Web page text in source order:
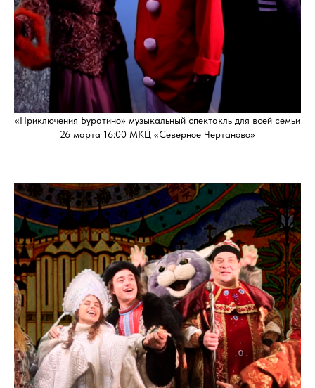
«Приключения Буратино» музыкальный спектакль для всей семьи
26 марта 16:00 МКЦ «Северное Чертаново»